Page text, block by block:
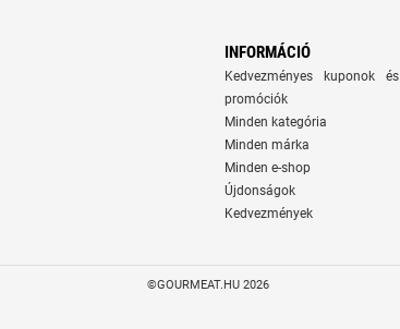
INFORMÁCIÓ
Kedvezményes kuponok és
promóciók
Minden kategória
Minden márka
Minden e-shop
Újdonságok
Kedvezmények
©GOURMEAT.HU 2026